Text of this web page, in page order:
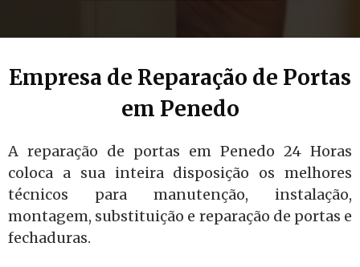
Empresa de Reparação de Portas
em Penedo
A reparação de portas em Penedo 24 Horas
coloca a sua inteira disposição os melhores
técnicos para manutenção, instalação,
montagem, substituição e reparação de portas e
fechaduras.